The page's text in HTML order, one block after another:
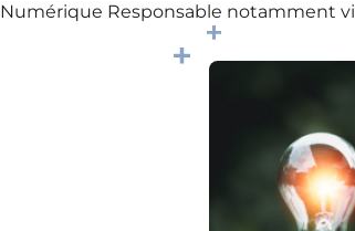
Numérique Responsable notamment